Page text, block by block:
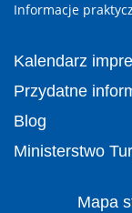
Informacje
Kalendarz
Przydatne
Blog
Ministerstwo
Mapa